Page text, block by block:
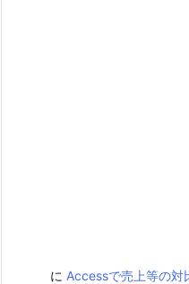
に Accessで売上等の対